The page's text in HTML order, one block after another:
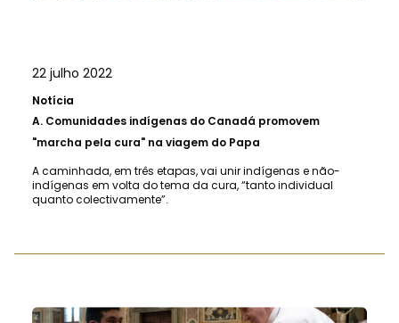
22 julho 2022
Notícia
A. Comunidades indígenas do Canadá promovem
"marcha pela cura" na viagem do Papa
A caminhada, em três etapas, vai unir indígenas e não-
indígenas em volta do tema da cura, “tanto individual
quanto colectivamente”.